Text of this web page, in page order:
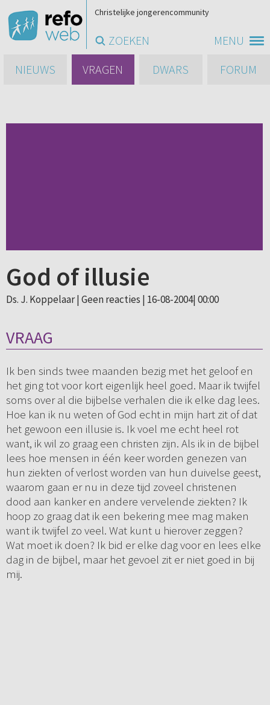
MENU
Christelijke jongerencommunity
ZOEKEN
NIEUWS
VRAGEN DWARS FORUM
God of illusie
Ds. J. Koppelaar | Geen reacties | 16-08-2004| 00:00
VRAAG
Ik ben sinds twee maanden bezig met het geloof en
het ging tot voor kort eigenlijk heel goed. Maar ik twijfel
soms over al die bijbelse verhalen die ik elke dag lees.
Hoe kan ik nu weten of God echt in mijn hart zit of dat
het gewoon een illusie is. Ik voel me echt heel rot
want, ik wil zo graag een christen zijn. Als ik in de bijbel
lees hoe mensen in één keer worden genezen van
hun ziekten of verlost worden van hun duivelse geest,
waarom gaan er nu in deze tijd zoveel christenen
dood aan kanker en andere vervelende ziekten? Ik
hoop zo graag dat ik een bekering mee mag maken
want ik twijfel zo veel. Wat kunt u hierover zeggen?
Wat moet ik doen? Ik bid er elke dag voor en lees elke
dag in de bijbel, maar het gevoel zit er niet goed in bij
mij.